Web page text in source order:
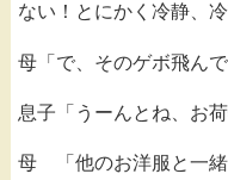
ない！とにかく冷静、
母「で、そのゲボ飛ん
息子「うーんとね、お荷
母 「他のお洋服と一緒